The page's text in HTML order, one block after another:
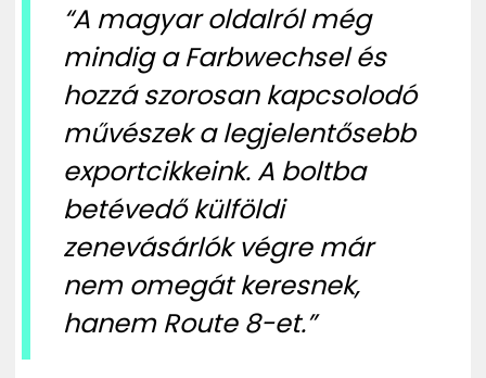
“A magyar oldalról még
mindig a Farbwechsel és
hozzá szorosan kapcsolodó
művészek a legjelentősebb
exportcikkeink. A boltba
betévedő külföldi
zenevásárlók végre már
nem omegát keresnek,
hanem Route 8-et.”